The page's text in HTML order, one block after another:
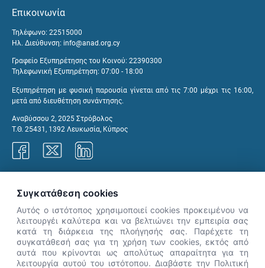
Επικοινωνία
Τηλέφωνο: 22515000
Ηλ. Διεύθυνση: info@anad.org.cy
Γραφείο Εξυπηρέτησης του Κοινού: 22390300
Τηλεφωνική Εξυπηρέτηση: 07:00 - 18:00
Εξυπηρέτηση με φυσική παρουσία γίνεται από τις 7:00 μέχρι τις 16:00,
μετά από διευθέτηση συνάντησης.
Αναβύσσου 2, 2025 Στρόβολος
Τ.Θ. 25431, 1392 Λευκωσία, Κύπρος
👋 Καλώς ήρθες! Είμαι η Νόησις.
Πες μου πώς μπορώ να σε βοηθήσω
Συγκατάθεση cookies
Αυτός ο ιστότοπος χρησιμοποιεί cookies προκειμένου να
λειτουργέι καλύτερα και να βελτιώνει την εμπειρία σας
κατά τη διάρκεια της πλοήγησής σας. Παρέχετε τη
συγκατάθεσή σας για τη χρήση των cookies, εκτός από
αυτά που κρίνονται ως απολύτως απαραίτητα για τη
λειτουργία αυτού του ιστότοπου. Διαβάστε την Πολιτική